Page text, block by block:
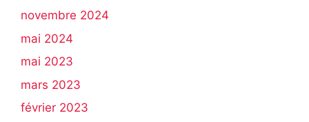
novembre 2024
mai 2024
mai 2023
mars 2023
février 2023